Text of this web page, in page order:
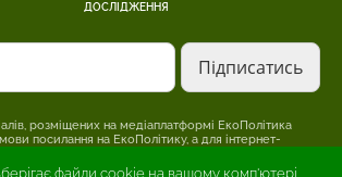
файли cookie на вашому комп'ютері
ДОСЛІДЖЕННЯ
розміщених на медіаплатформі ЕкоПолітика
посилання на ЕкоПолітику, а для інтернет-
де розміщено оригінальний матеріал.